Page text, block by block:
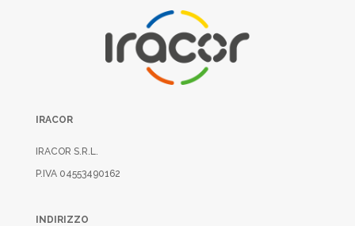
IRACOR
IRACOR S.R.L.
P.IVA 04553490162
INDIRIZZO